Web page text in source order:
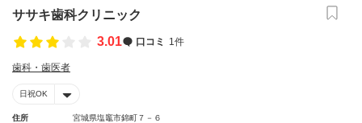
ササキ歯科クリニック
3.01
口コミ 1件
歯科・歯医者
日祝OK
住所
宮城県塩竈市錦町７－６